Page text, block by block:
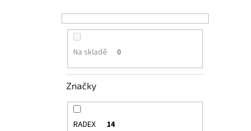
Na skladě 0
Značky
RADEX 14